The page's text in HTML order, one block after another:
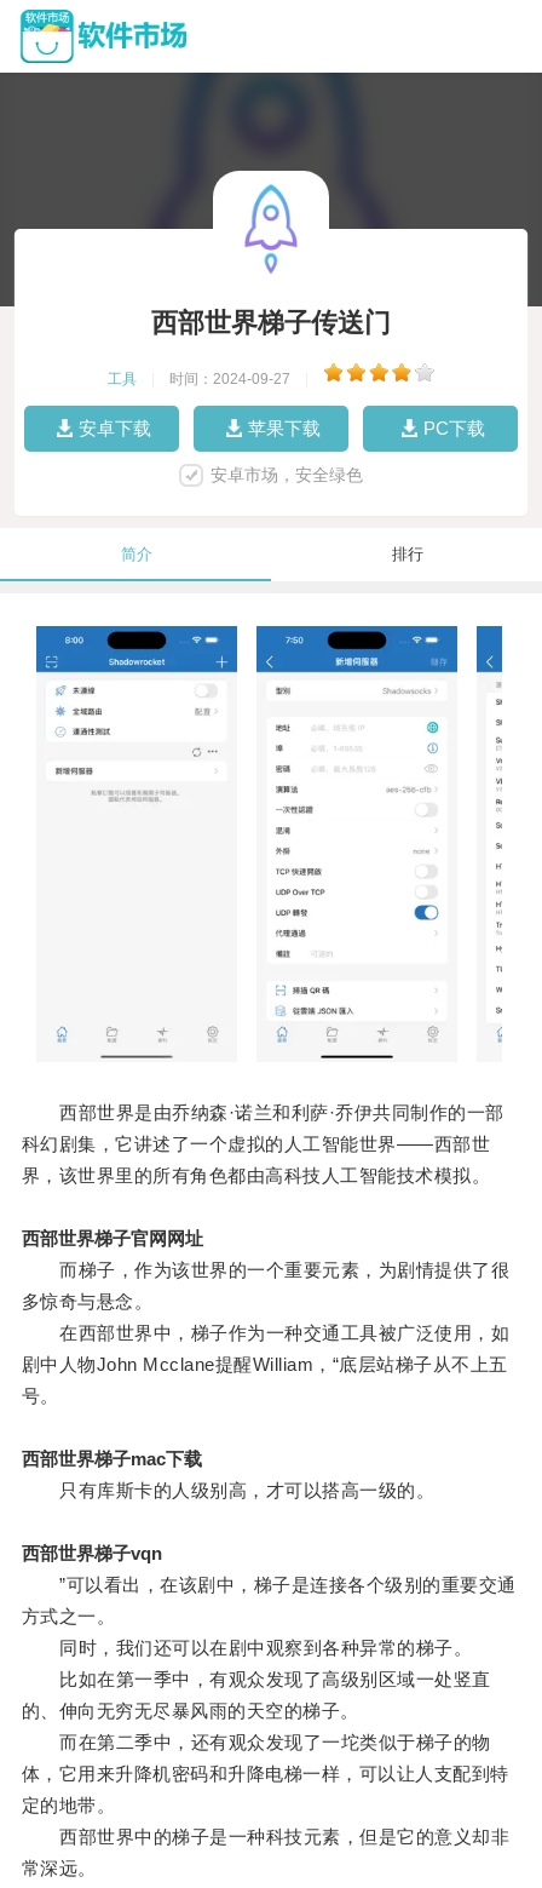
西部世界梯子传送门
工具 时间：2024-09-27
安卓下载 苹果下载 PC下载
安卓市场，安全绿色
简介 排行
西部世界是由乔纳森·诺兰和利萨·乔伊共同制作的一部
科幻剧集，它讲述了一个虚拟的人工智能世界——西部世
界，该世界里的所有角色都由高科技人工智能技术模拟。
西部世界梯子官网网址
而梯子，作为该世界的一个重要元素，为剧情提供了很
多惊奇与悬念。
在西部世界中，梯子作为一种交通工具被广泛使用，如
剧中人物John Mcclane提醒William，“底层站梯子从不上五
号。
西部世界梯子mac下载
只有库斯卡的人级别高，才可以搭高一级的。
西部世界梯子vqn
”可以看出，在该剧中，梯子是连接各个级别的重要交通
方式之一。
同时，我们还可以在剧中观察到各种异常的梯子。
比如在第一季中，有观众发现了高级别区域一处竖直
的、伸向无穷无尽暴风雨的天空的梯子。
而在第二季中，还有观众发现了一坨类似于梯子的物
体，它用来升降机密码和升降电梯一样，可以让人支配到特
定的地带。
西部世界中的梯子是一种科技元素，但是它的意义却非
常深远。